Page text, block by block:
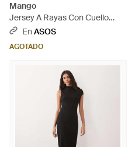
Mango
Jersey A Rayas Con Cuello
Redondo De -Neutro - Neutro
EnASOS
AGOTADO